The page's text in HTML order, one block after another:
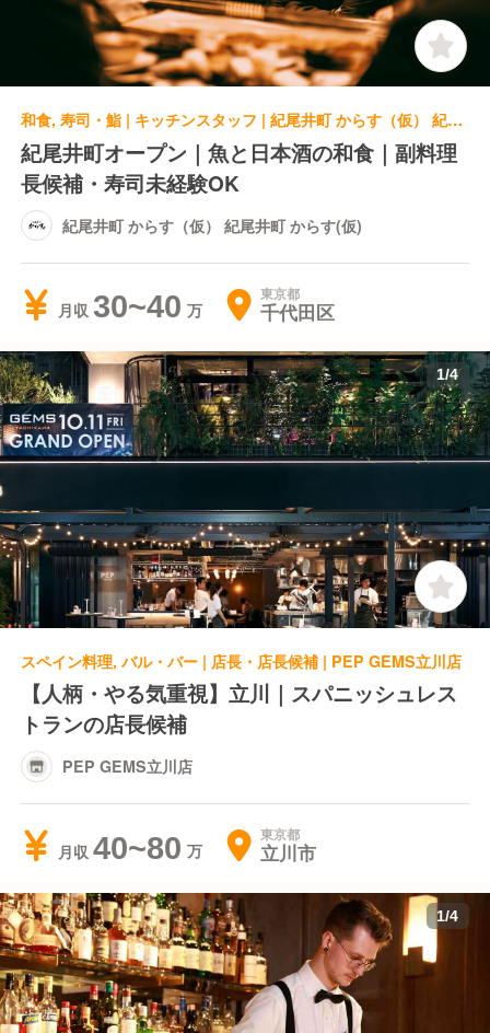
和食, 寿司・鮨 | キッチンスタッフ | 紀尾井町 からす（仮） 紀尾井町 からす(仮)
紀尾井町オープン｜魚と日本酒の和食｜副料理
長候補・寿司未経験OK
紀尾井町 からす（仮） 紀尾井町 からす(仮)
月収 30~40 東京都
千代田区
1/4
スペイン料理, バル・バー | 店長・店長候補 | PEP GEMS立川店
【人柄・やる気重視】立川｜スパニッシュレス
トランの店長候補
PEP GEMS立川店
月収 40~80 東京都
立川市
1/4